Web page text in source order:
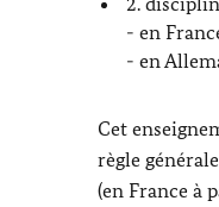
- en
- en
Cet
règle
(en France à